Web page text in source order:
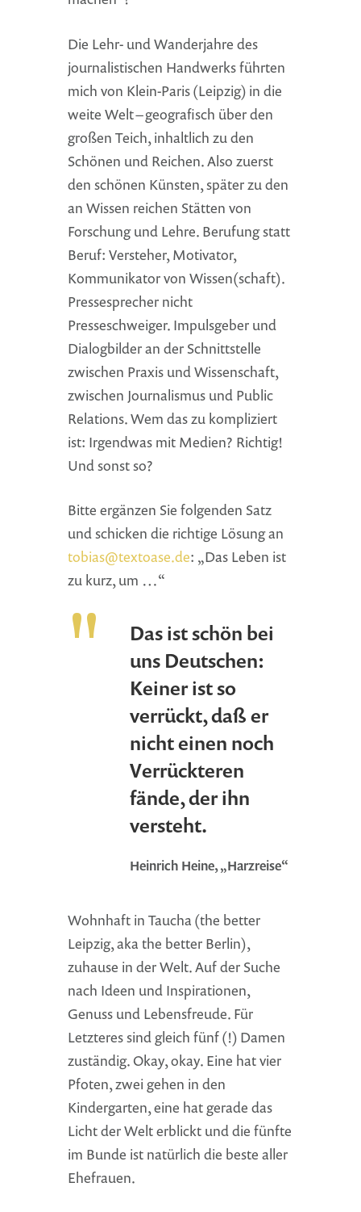
Die Lehr- und Wanderjahre des
journalistischen Handwerks führten
mich von Klein-Paris (Leipzig) in die
weite Welt – geografisch über den
großen Teich, inhaltlich zu den
Schönen und Reichen. Also zuerst
den schönen Künsten, später zu den
an Wissen reichen Stätten von
Forschung und Lehre. Berufung statt
Beruf: Versteher, Motivator,
Kommunikator von Wissen(schaft).
Pressesprecher nicht
Presseschweiger. Impulsgeber und
Dialogbilder an der Schnittstelle
zwischen Praxis und Wissenschaft,
zwischen Journalismus und Public
Relations. Wem das zu kompliziert
ist: Irgendwas mit Medien? Richtig!
Und sonst so?
Bitte ergänzen Sie folgenden Satz
und schicken die richtige Lösung an
tobias@textoase.de: „Das Leben ist
zu kurz, um …“
Das ist schön bei
uns Deutschen:
Keiner ist so
verrückt, daß er
nicht einen noch
Verrückteren
fände, der ihn
versteht.
Heinrich Heine, „Harzreise“
Wohnhaft in Taucha (the better
Leipzig, aka the better Berlin),
zuhause in der Welt. Auf der Suche
nach Ideen und Inspirationen,
Genuss und Lebensfreude. Für
Letzteres sind gleich fünf (!) Damen
zuständig. Okay, okay. Eine hat vier
Pfoten, zwei gehen in den
Kindergarten, eine hat gerade das
Licht der Welt erblickt und die fünfte
im Bunde ist natürlich die beste aller
Ehefrauen.